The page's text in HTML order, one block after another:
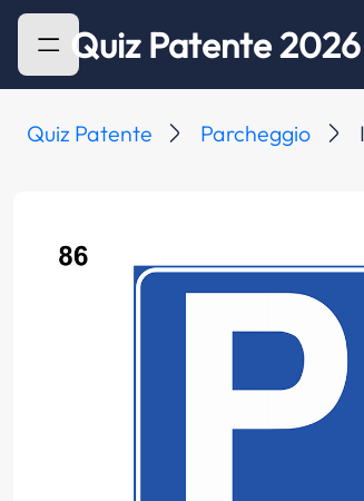
Quiz Patente 2026
Quiz Patente Parcheggio